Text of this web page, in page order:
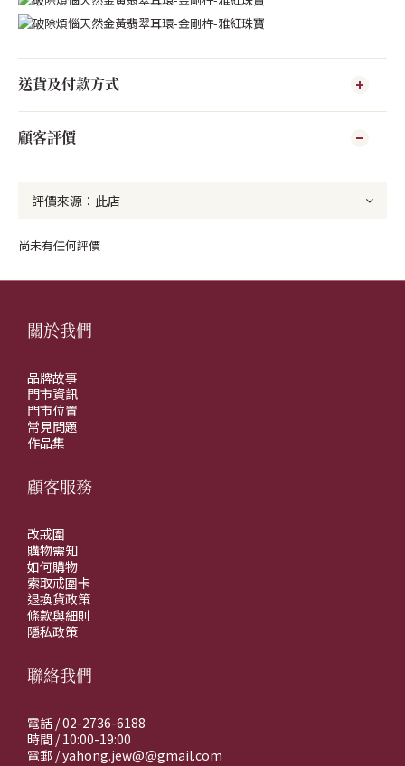
送貨及付款方式
顧客評價
尚未有任何評價
關於我們
品牌故事
門市資訊
門市位置
常見問題
作品集
顧客服務
改戒圍
購物需知
如何購物
索取戒圍卡
退換貨政策
條款與細則
隱私政策
聯絡我們
電話 / 02-2736-6188
時間 / 10:00-19:00
電郵 / yahong.jew@@gmail.com